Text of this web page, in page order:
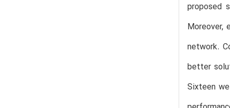
proposed
Moreover,
network.
better
Sixteen